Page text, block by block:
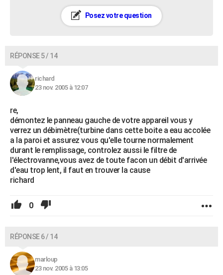
Posez votre question
RÉPONSE 5 / 14
richard
23 nov. 2005 à 12:07
re,
démontez le panneau gauche de votre appareil vous y
verrez un débimètre(turbine dans cette boite a eau accolée
a la paroi et assurez vous qu'elle tourne normalement
durant le remplissage, controlez aussi le filtre de
l'électrovanne,vous avez de toute facon un débit d'arrivée
d'eau trop lent, il faut en trouver la cause
richard
0
RÉPONSE 6 / 14
marloup
23 nov. 2005 à 13:05